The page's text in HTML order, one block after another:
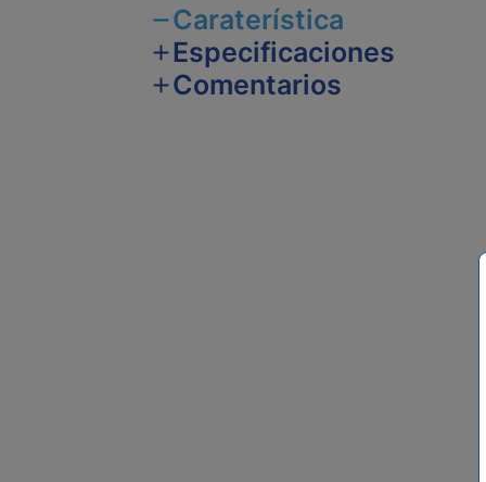
Caraterística
Especificaciones
Comentarios